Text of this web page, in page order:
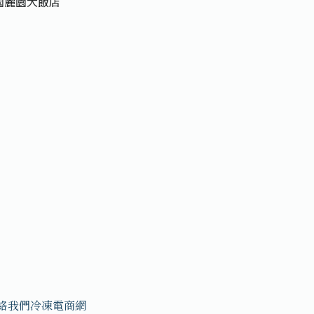
我們冷凍電商網